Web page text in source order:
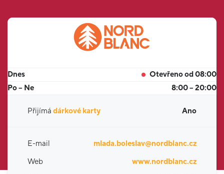
Dnes
Otevřeno od 08:00
Po – Ne
8:00 – 20:00
Přijímá dárkové karty Ano
E-mail
mlada.boleslav@nordblanc.cz
Web
www.nordblanc.cz